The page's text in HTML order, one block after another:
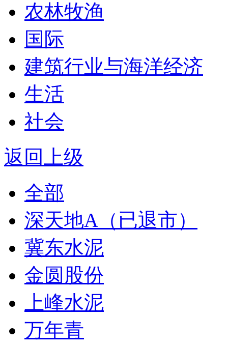
农林牧渔
国际
建筑行业与海洋经济
生活
社会
返回上级
全部
深天地A（已退市）
冀东水泥
金圆股份
上峰水泥
万年青